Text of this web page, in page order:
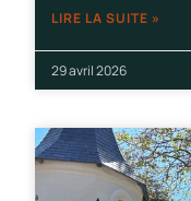
LIRE LA SUITE »
29 avril 2026